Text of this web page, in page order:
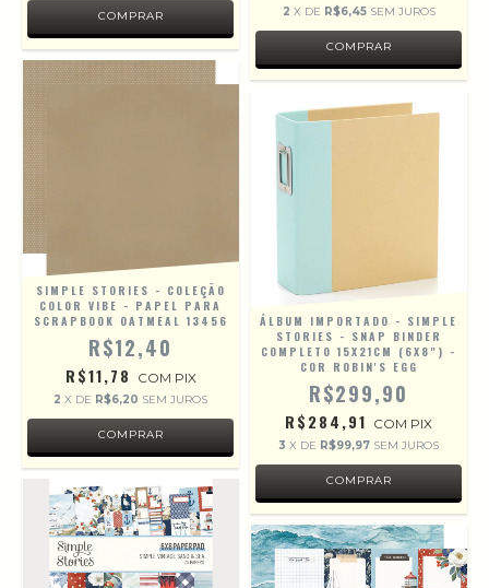
2 X DE R$6,45 SEM JUROS
SIMPLE STORIES - COLEÇÃO
COLOR VIBE - PAPEL PARA
SCRAPBOOK OATMEAL 13456
R$12,40
R$11,78 COM PIX
2 X DE R$6,20 SEM JUROS
ÁLBUM IMPORTADO - SIMPLE
STORIES - SNAP BINDER
COMPLETO 15X21CM (6X8") -
COR ROBIN'S EGG
R$299,90
R$284,91 COM PIX
3 X DE R$99,97 SEM JUROS